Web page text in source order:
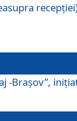
-Braşov”,